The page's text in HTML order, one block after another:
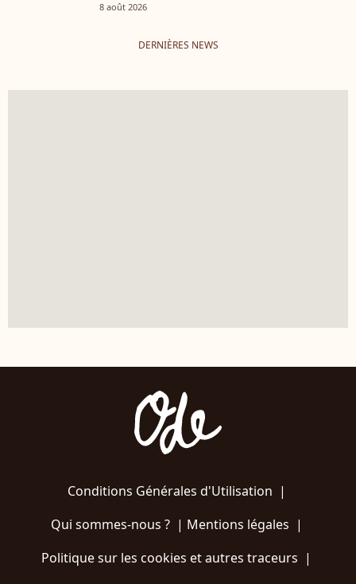
8 août 2026
DERNIÈRES NEWS
Conditions Générales d'Utilisation |
Qui sommes-nous ?| Mentions légales |
Politique sur les cookies et autres traceurs |